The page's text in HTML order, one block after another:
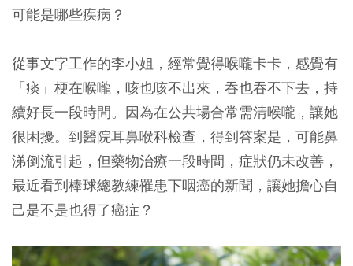
可能是哪些疾病？
從事文字工作的李小姐，經常覺得喉嚨卡卡，感覺有
「痰」梗在喉嚨，咳也咳不出來，吞也吞不下去，持
續好長一段時間。因為在公共場合常需清喉嚨，讓她
很困擾。到醫院耳鼻喉科檢查，得到答案是，可能鼻
涕倒流引起，但藥物治療一段時間，症狀仍未改善，
最近看到棒球總教練罹患下咽癌的新聞，讓她擔心自
己是不是也得了癌症？